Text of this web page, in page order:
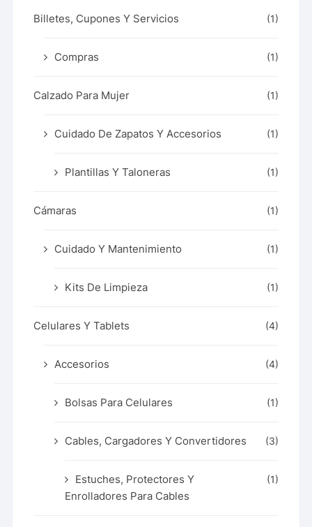
Billetes, Cupones Y Servicios (1)
Compras (1)
Calzado Para Mujer (1)
Cuidado De Zapatos Y Accesorios (1)
Plantillas Y Taloneras (1)
Cámaras (1)
Cuidado Y Mantenimiento (1)
Kits De Limpieza (1)
Celulares Y Tablets (4)
Accesorios (4)
Bolsas Para Celulares (1)
Cables, Cargadores Y Convertidores (3)
Estuches, Protectores Y
Enrolladores Para Cables
(1)